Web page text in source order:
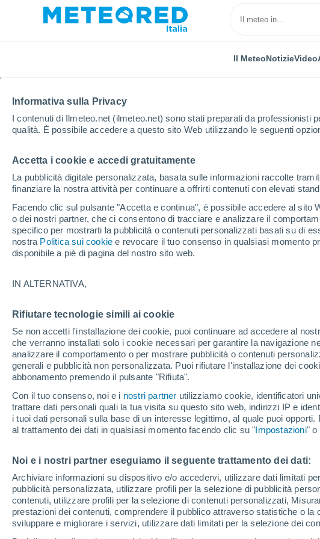
Informativa sulla Privacy
I contenuti di Ilmeteo.net (ilmeteo.net) sono stati preparati da professionisti
qualità. È possibile accedere a questo sito Web utilizzando le seguenti
Accetta i cookie e accedi gratuitamente
La pubblicità digitale personalizzata, basata sulle informazioni raccolte
finanziare la nostra attività per continuare a offrirti contenuti con elevati
Facendo clic sul pulsante "Accetta e continua", è possibile accedere al sito
o dei nostri partner, che ci consentono di tracciare e analizzare il
specifico per mostrarti la pubblicità o contenuti personalizzati basati su di
nostra Politica sui cookie e revocare il tuo consenso in qualsiasi momento
disponibile a piè di pagina del nostro sito web.
IN ALTERNATIVA,
Rifiutare tecnologie simili ai cookie
Se non accetti l'installazione dei cookie, puoi continuare ad accedere al
che verranno installati solo i cookie necessari per garantire la navigazione
analizzare il comportamento o per mostrare pubblicità o contenuti
generali e pubblicità non personalizzata. Puoi rifiutare l'installazione dei
abbonamento premendo il pulsante "Rifiuta".
Con il tuo consenso, noi e i nostri partner utilizziamo cookie, identificatori
trattare dati personali quali la tua visita su questo sito web, indirizzi IP e
i tuoi dati personali sulla base di un interesse legittimo, al quale puoi
al trattamento dei dati in qualsiasi momento facendo clic su "Impostazioni" o
Noi e i nostri partner eseguiamo il seguente trattamento dei dati:
Archiviare informazioni su dispositivo e/o accedervi, utilizzare dati limitati
pubblicità personalizzata, utilizzare profili per la selezione di pubblicità
contenuti, utilizzare profili per la selezione di contenuti personalizzati,
prestazioni dei contenuti, comprendere il pubblico attraverso statistiche o
sviluppare e migliorare i servizi, utilizzare dati limitati per la selezione dei
Il MeteoNotizieVideo
Home Città metropolitana di Bologna
Il tempo in tutte le località
metropolitana di Bologna
Tutte le località della Città metropolitana di Bologna
Anzola dell'Emilia
B
Baricella
Bazzano
Bentivoglio
Borgo
Budrio
Camugnano
Casalecchio di Reno